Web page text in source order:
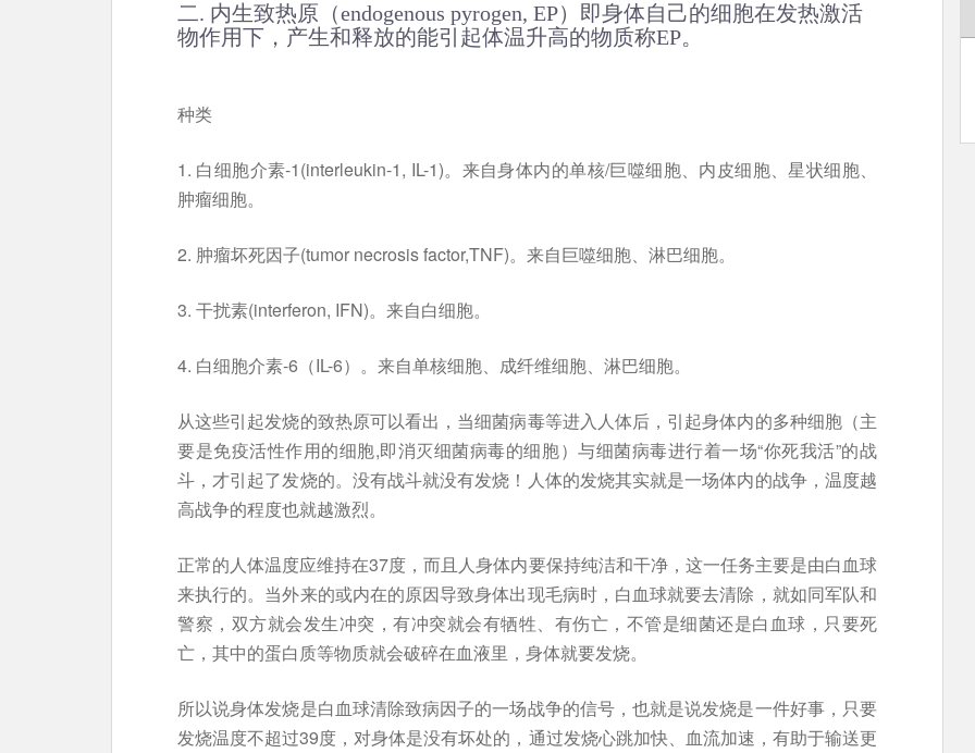
二. 内生致热原（endogenous pyrogen, EP）即身体自己的细胞在发热激活
物作用下，产生和释放的能引起体温升高的物质称EP。
种类
1. 白细胞介素-1(interleukin-1, IL-1)。来自身体内的单核/巨噬细胞、内皮细胞、星状细胞、
肿瘤细胞。
2. 肿瘤坏死因子(tumor necrosis factor,TNF)。来自巨噬细胞、淋巴细胞。
3. 干扰素(interferon, IFN)。来自白细胞。
4. 白细胞介素-6（IL-6）。来自单核细胞、成纤维细胞、淋巴细胞。
从这些引起发烧的致热原可以看出，当细菌病毒等进入人体后，引起身体内的多种细胞（主
要是免疫活性作用的细胞,即消灭细菌病毒的细胞）与细菌病毒进行着一场“你死我活”的战
斗，才引起了发烧的。没有战斗就没有发烧！人体的发烧其实就是一场体内的战争，温度越
高战争的程度也就越激烈。
正常的人体温度应维持在37度，而且人身体内要保持纯洁和干净，这一任务主要是由白血球
来执行的。当外来的或内在的原因导致身体出现毛病时，白血球就要去清除，就如同军队和
警察，双方就会发生冲突，有冲突就会有牺牲、有伤亡，不管是细菌还是白血球，只要死
亡，其中的蛋白质等物质就会破碎在血液里，身体就要发烧。
所以说身体发烧是白血球清除致病因子的一场战争的信号，也就是说发烧是一件好事，只要
发烧温度不超过39度，对身体是没有坏处的，通过发烧心跳加快、血流加速，有助于输送更